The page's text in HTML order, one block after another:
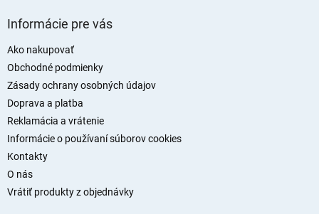
Informácie pre vás
Ako nakupovať
Obchodné podmienky
Zásady ochrany osobných údajov
Doprava a platba
Reklamácia a vrátenie
Informácie o používaní súborov cookies
Kontakty
O nás
Vrátiť produkty z objednávky